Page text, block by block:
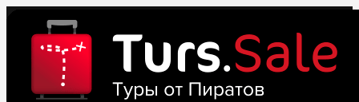
content